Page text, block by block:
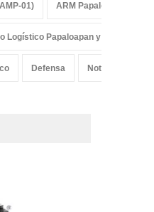
01) ARM Papaloapan
Logístico Papaloapan y Huasteco
Defensa Noticias